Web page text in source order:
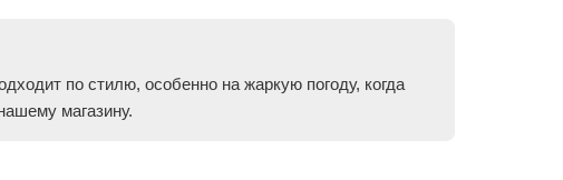
по стилю, особенно на жаркую погоду, когда
магазину.